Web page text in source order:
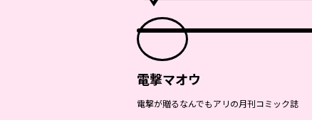
電撃マオウ
電撃が贈るなんでもアリの月刊コミック誌